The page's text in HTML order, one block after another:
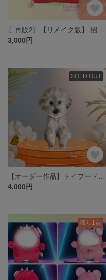
3,000円
SOLD OUT
4,000円
残り1点